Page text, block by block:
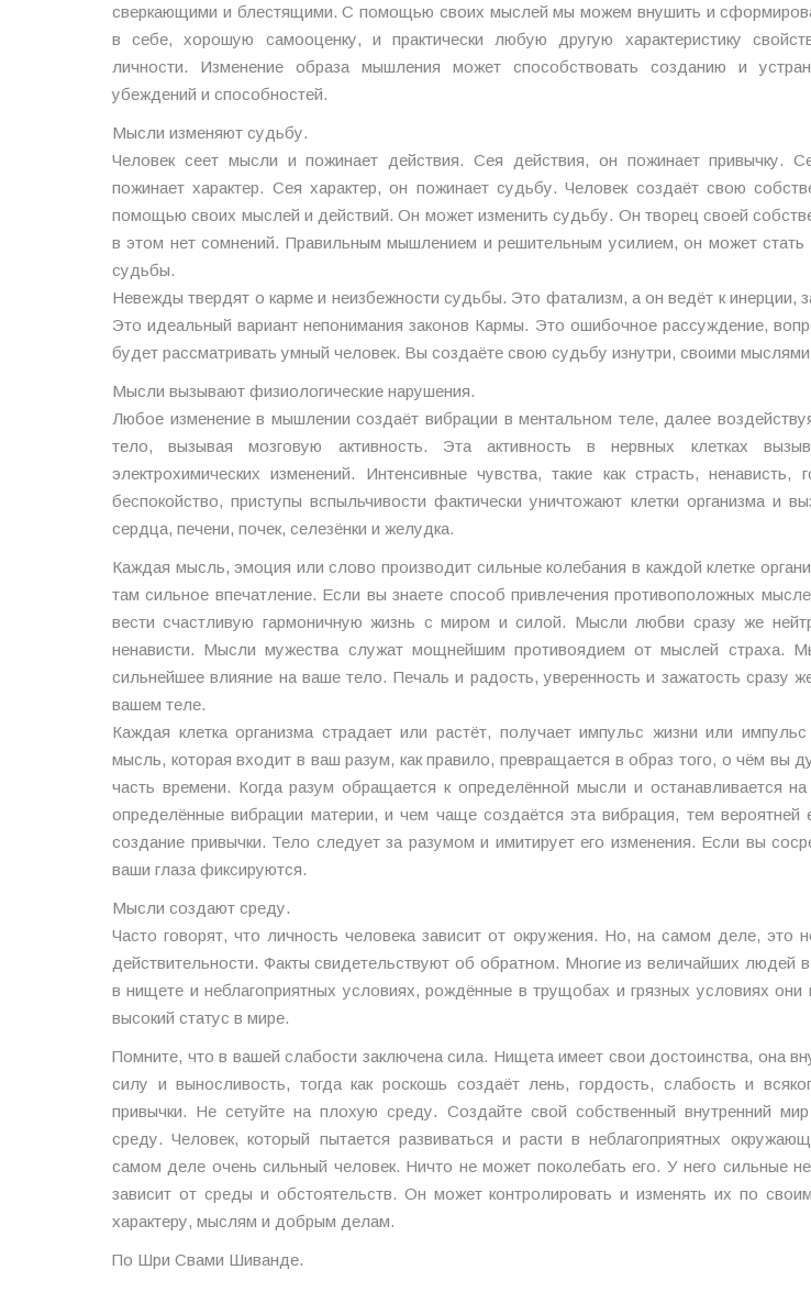
сверкающими и блестящими. С помощью своих мыслей мы можем внушить и
в себе, хорошую самооценку, и практически любую другую характеристику
личности. Изменение образа мышления может способствовать созданию и
убеждений и способностей.
Мысли изменяют судьбу.
Человек сеет мысли и пожинает действия. Сея действия, он пожинает привычку.
пожинает характер. Сея характер, он пожинает судьбу. Человек создаёт свою
помощью своих мыслей и действий. Он может изменить судьбу. Он творец своей
в этом нет сомнений. Правильным мышлением и решительным усилием, он может стать
судьбы.
Невежды твердят о карме и неизбежности судьбы. Это фатализм, а он ведёт к инерции,
Это идеальный вариант непонимания законов Кармы. Это ошибочное рассуждение,
будет рассматривать умный человек. Вы создаёте свою судьбу изнутри, своими
Мысли вызывают физиологические нарушения.
Любое изменение в мышлении создаёт вибрации в ментальном теле, далее
тело, вызывая мозговую активность. Эта активность в нервных клетках
электрохимических изменений. Интенсивные чувства, такие как страсть, ненависть,
беспокойство, приступы вспыльчивости фактически уничтожают клетки организма и
сердца, печени, почек, селезёнки и желудка.
Каждая мысль, эмоция или слово производит сильные колебания в каждой клетке
там сильное впечатление. Если вы знаете способ привлечения противоположных
вести счастливую гармоничную жизнь с миром и силой. Мысли любви сразу же
ненависти. Мысли мужества служат мощнейшим противоядием от мыслей страха.
сильнейшее влияние на ваше тело. Печаль и радость, уверенность и зажатость сразу
вашем теле.
Каждая клетка организма страдает или растёт, получает импульс жизни или
мысль, которая входит в ваш разум, как правило, превращается в образ того, о чём вы
часть времени. Когда разум обращается к определённой мысли и останавливается
определённые вибрации материи, и чем чаще создаётся эта вибрация, тем вероятней
создание привычки. Тело следует за разумом и имитирует его изменения. Если вы
ваши глаза фиксируются.
Мысли создают среду.
Часто говорят, что личность человека зависит от окружения. Но, на самом деле, это
действительности. Факты свидетельствуют об обратном. Многие из величайших людей
в нищете и неблагоприятных условиях, рождённые в трущобах и грязных условиях они
высокий статус в мире.
Помните, что в вашей слабости заключена сила. Нищета имеет свои достоинства, она
силу и выносливость, тогда как роскошь создаёт лень, гордость, слабость и
привычки. Не сетуйте на плохую среду. Создайте свой собственный внутренний
среду. Человек, который пытается развиваться и расти в неблагоприятных
самом деле очень сильный человек. Ничто не может поколебать его. У него сильные
зависит от среды и обстоятельств. Он может контролировать и изменять их по
характеру, мыслям и добрым делам.
По Шри Свами Шиванде.